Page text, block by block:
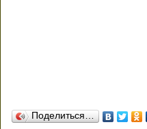
Поделиться…